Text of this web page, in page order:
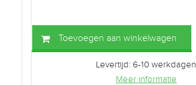
Toevoegen aan winkelwagen
Levertijd: 6-10 werkdagen
Meer informatie